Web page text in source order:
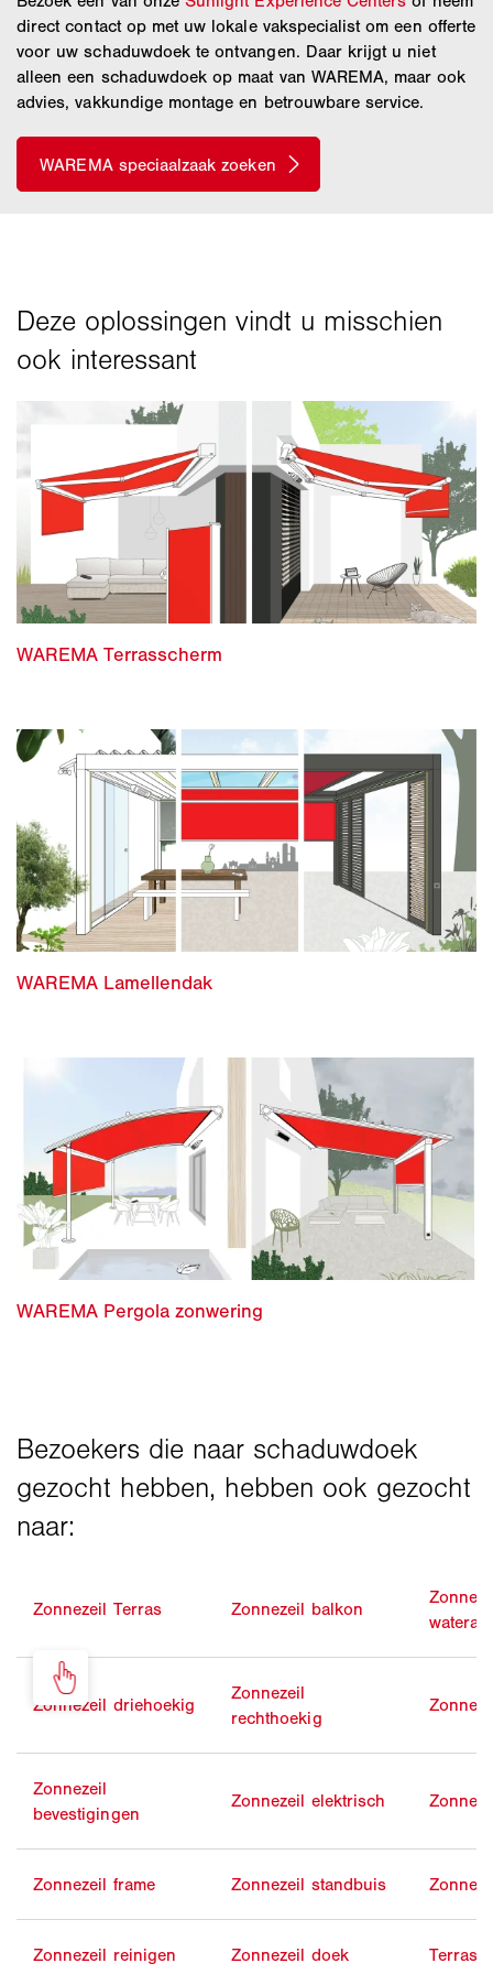
direct contact op met uw lokale vakspecialist om een offerte
voor uw schaduwdoek te ontvangen. Daar krijgt u niet
alleen een schaduwdoek op maat van WAREMA, maar ook
advies, vakkundige montage en betrouwbare service.
Zonnezeil Terras Zonnezeil balkon
Zonnezeil driehoekig
Zonnezeil
rechthoekig
Zonnezeil
bevestigingen
Zonnezeil elektrisch
Zonnezeil frame Zonnezeil standbuis
Zonnezeil reinigen Zonnezeil doek